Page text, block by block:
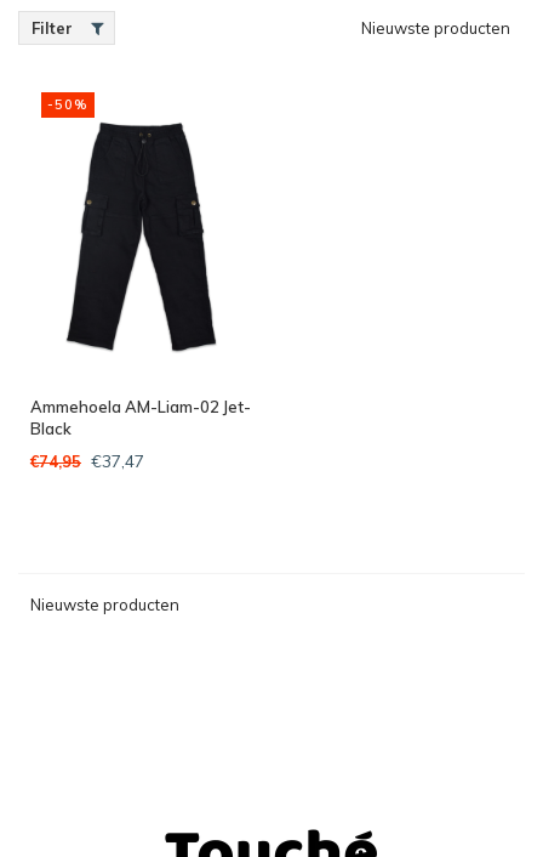
Filter Nieuwste producten
-50%
Ammehoela AM-Liam-02 Jet-
Black
€74,95 €37,47
Nieuwste producten